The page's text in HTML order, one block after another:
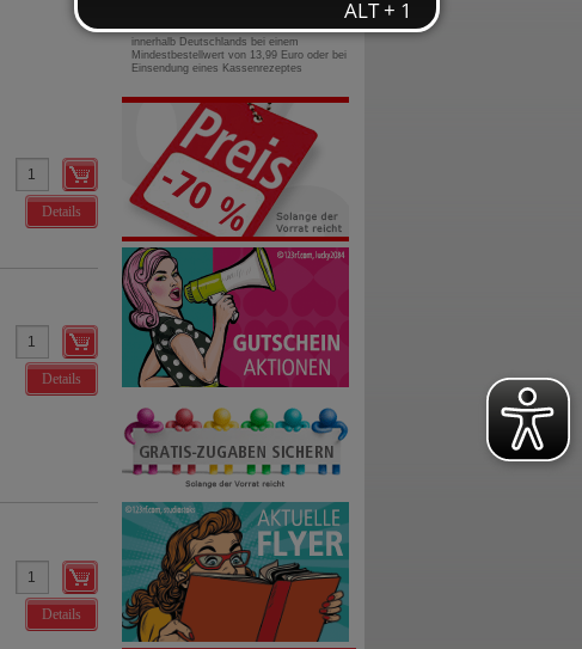
Details
Details
Details
innerhalb Deutschlands bei einem
Mindestbestellwert von 13,99 Euro oder bei
Einsendung eines Kassenrezeptes